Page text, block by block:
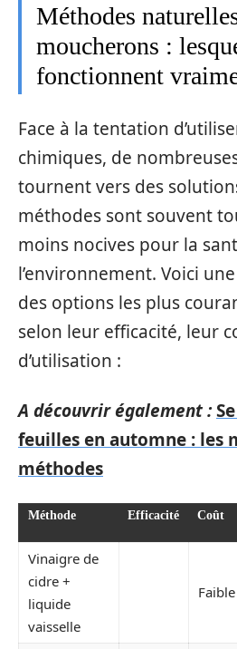
Méthodes
moucherons :
fonctionnent
Face à la tentation
chimiques, de
tournent vers des
méthodes sont souvent
moins nocives pour la
l’environnement. Voici
des options les plus
selon leur efficacité, leur
d’utilisation :
A découvrir également :
feuilles en automne : les
méthodes
Méthode Efficacité Coût
Vinaigre de
cidre +
liquide
vaisselle
Faible